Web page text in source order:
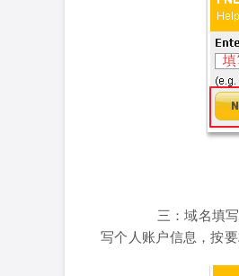
三：域名填写
写个人账户信息，按